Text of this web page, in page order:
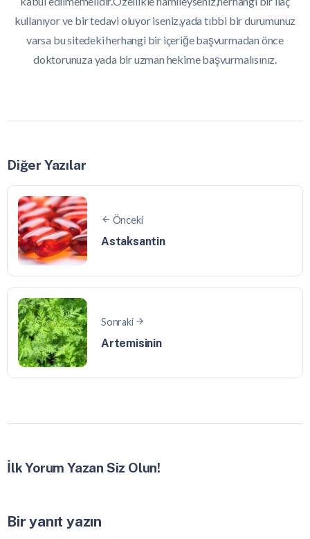
kullanıyor ve bir tedavi oluyor iseniz,yada tıbbi bir durumunuz
varsa bu sitedeki herhangi bir içeriğe başvurmadan önce
doktorunuza yada bir uzman hekime başvurmalısınız.
Diğer Yazılar
Önceki
Astaksantin
Sonraki
Artemisinin
İlk Yorum Yazan Siz Olun!
Bir yanıt yazın